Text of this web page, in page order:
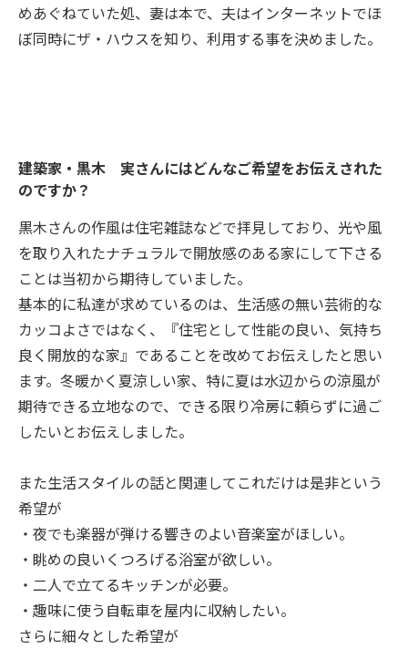
めあぐねていた処、妻は本で、夫はインターネットでほ
ぼ同時にザ・ハウスを知り、利用する事を決めました。
建築家・黒木 実さんにはどんなご希望をお伝えされた
のですか？
黒木さんの作風は住宅雑誌などで拝見しており、光や風
を取り入れたナチュラルで開放感のある家にして下さる
ことは当初から期待していました。
基本的に私達が求めているのは、生活感の無い芸術的な
カッコよさではなく、『住宅として性能の良い、気持ち
良く開放的な家』であることを改めてお伝えしたと思い
ます。冬暖かく夏涼しい家、特に夏は水辺からの涼風が
期待できる立地なので、できる限り冷房に頼らずに過ご
したいとお伝えしました。
また生活スタイルの話と関連してこれだけは是非という
希望が
・夜でも楽器が弾ける響きのよい音楽室がほしい。
・眺めの良いくつろげる浴室が欲しい。
・二人で立てるキッチンが必要。
・趣味に使う自転車を屋内に収納したい。
さらに細々とした希望が